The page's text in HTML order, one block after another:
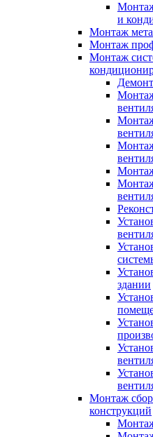
и
Монтаж
Монтаж
Монтаж
здании
Монтаж
конструкций